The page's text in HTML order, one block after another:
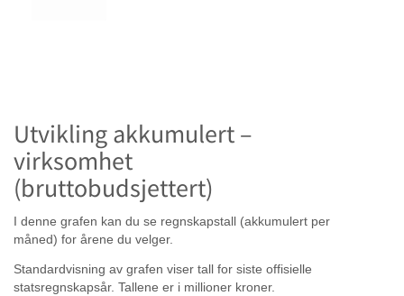
Utvikling akkumulert –
virksomhet
(bruttobudsjettert)
I denne grafen kan du se regnskapstall (akkumulert per
måned) for årene du velger.
Standardvisning av grafen viser tall for siste offisielle
statsregnskapsår. Tallene er i millioner kroner.